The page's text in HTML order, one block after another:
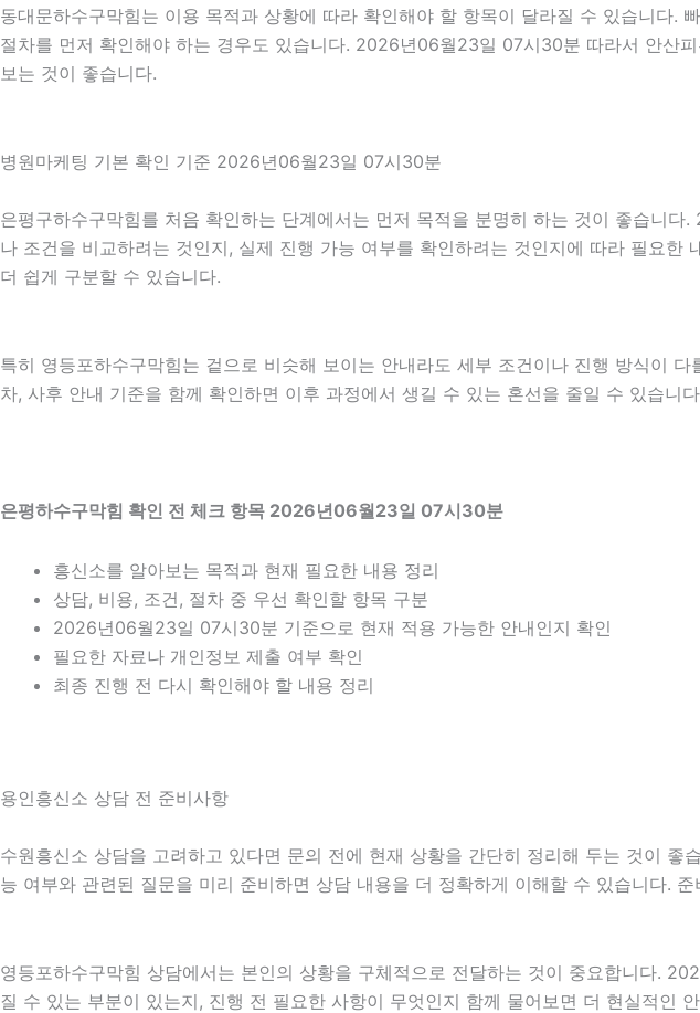
동대문하수구막힘는 이용 목적과 상황에 따라 확인해야 할 항목이 달라질 수 있습니다.
절차를 먼저 확인해야 하는 경우도 있습니다. 2026년06월23일 07시30분 따라서 안산
보는 것이 좋습니다.
병원마케팅 기본 확인 기준 2026년06월23일 07시30분
은평구하수구막힘를 처음 확인하는 단계에서는 먼저 목적을 분명히 하는 것이 좋습니
나 조건을 비교하려는 것인지, 실제 진행 가능 여부를 확인하려는 것인지에 따라 필요
더 쉽게 구분할 수 있습니다.
특히 영등포하수구막힘는 겉으로 비슷해 보이는 안내라도 세부 조건이나 진행 방식이
차, 사후 안내 기준을 함께 확인하면 이후 과정에서 생길 수 있는 혼선을 줄일 수 있습니
은평하수구막힘 확인 전 체크 항목 2026년06월23일 07시30분
흥신소를 알아보는 목적과 현재 필요한 내용 정리
상담, 비용, 조건, 절차 중 우선 확인할 항목 구분
2026년06월23일 07시30분 기준으로 현재 적용 가능한 안내인지 확인
필요한 자료나 개인정보 제출 여부 확인
최종 진행 전 다시 확인해야 할 내용 정리
용인흥신소 상담 전 준비사항
수원흥신소 상담을 고려하고 있다면 문의 전에 현재 상황을 간단히 정리해 두는 것이
능 여부와 관련된 질문을 미리 준비하면 상담 내용을 더 정확하게 이해할 수 있습니다.
영등포하수구막힘 상담에서는 본인의 상황을 구체적으로 전달하는 것이 중요합니다.
질 수 있는 부분이 있는지, 진행 전 필요한 사항이 무엇인지 함께 물어보면 더 현실적인